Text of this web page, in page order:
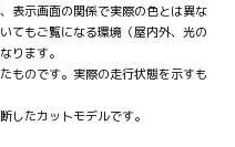
表示画面の関係で実際の色とは異な
てもご覧になる環境（屋内外、光の
ります。
ものです。実際の走行状態を示すも
したカットモデルです。